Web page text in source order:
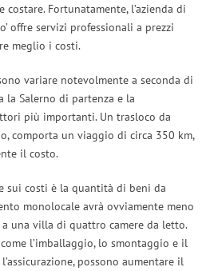
Fortunatamente, l’azienda di
offre servizi professionali a prezzi
meglio i costi.
variare notevolmente a seconda di
la Salerno di partenza e la
più importanti. Un trasloco da
comporta un viaggio di circa 350 km,
il costo.
sui costi è la quantità di beni da
monolocale avrà ovviamente meno
una villa di quattro camere da letto.
l’imballaggio, lo smontaggio e il
possono aumentare il